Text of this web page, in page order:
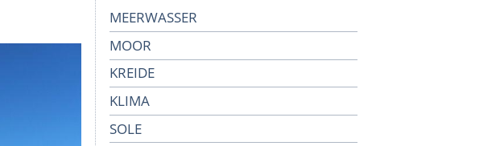
MEERWASSER
MOOR
KREIDE
KLIMA
SOLE